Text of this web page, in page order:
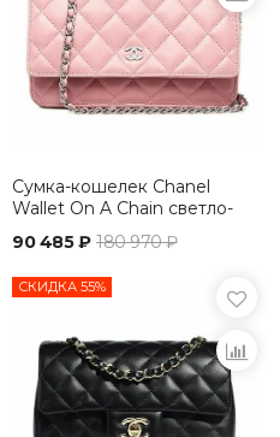
Сумка-кошелек Chanel
Wallet On A Chain светло-
90 485 ₽ 180 970 ₽
СКИДКА 55%